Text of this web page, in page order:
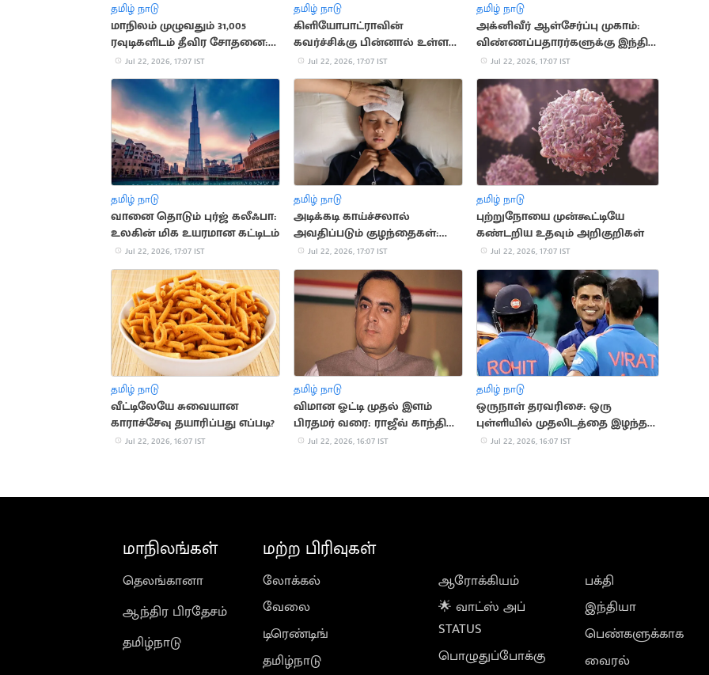
தமிழ் நாடு
மாநிலம் முழுவதும் 31,005
ரவுடிகளிடம் தீவிர சோதனை:
காவல்துறை அறிக்கை
Jul 22, 2026, 17:07 IST
தமிழ் நாடு
கிளியோபாட்ராவின்
கவர்ச்சிக்கு பின்னால் உள்ள
சுவாரசியமான வரலாற்று
தகவல்கள்
Jul 22, 2026, 17:07 IST
தமிழ் நாடு
அக்னிவீர் ஆள்சேர்ப்பு முகாம்:
விண்ணப்பதாரர்களுக்கு இந்திய
ராணுவம் முக்கிய அறிவுறுத்தல்
Jul 22, 2026, 17:07 IST
தமிழ் நாடு
வானை தொடும் புர்ஜ் கலீஃபா:
உலகின் மிக உயரமான கட்டிடம்
Jul 22, 2026, 17:07 IST
தமிழ் நாடு
அடிக்கடி காய்ச்சலால்
அவதிப்படும் குழந்தைகள்:
முக்கிய காரணங்கள் இதோ
Jul 22, 2026, 17:07 IST
தமிழ் நாடு
புற்றுநோயை முன்கூட்டியே
கண்டறிய உதவும் அறிகுறிகள்
Jul 22, 2026, 17:07 IST
தமிழ் நாடு
வீட்டிலேயே சுவையான
காராச்சேவு தயாரிப்பது எப்படி?
Jul 22, 2026, 16:07 IST
தமிழ் நாடு
விமான ஓட்டி முதல் இளம்
பிரதமர் வரை: ராஜீவ் காந்தி
வரலாறு
Jul 22, 2026, 16:07 IST
தமிழ் நாடு
ஒருநாள் தரவரிசை: ஒரு
புள்ளியில் முதலிடத்தை இழந்த
கில்Jul 22, 2026, 16:07 IST
மாநிலங்கள்
தெலங்கானா
ஆந்திர பிரதேசம்
தமிழ்நாடு
மற்ற பிரிவுகள்
லோக்கல்
வேலை
டிரெண்டிங்
தமிழ்நாடு
ஆரோக்கியம்
🌟 வாட்ஸ் அப்
STATUS
பொழுதுப்போக்கு
பக்தி
இந்தியா
பெண்களுக்காக
வைரல்